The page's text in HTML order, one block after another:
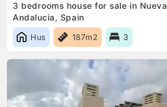
3 bedrooms house for sale in Nueva
Andalucia, Spain
Hus
187m2 3